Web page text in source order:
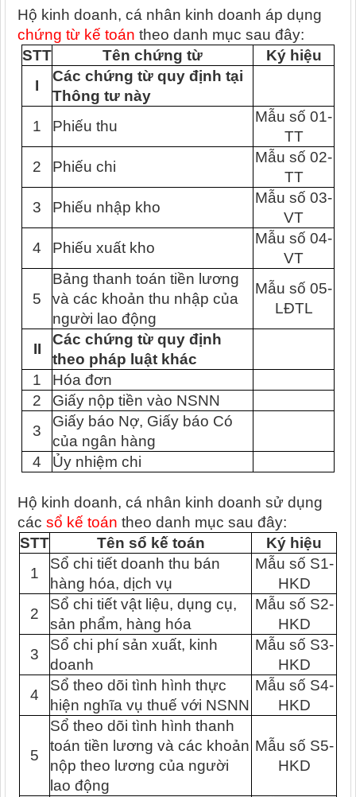
Hộ kinh doanh, cá nhân kinh doanh áp dụng
chứng từ kế toán theo danh mục sau đây:
STT
Tên chứng từ
Ký hiệu
I
Các chứng từ quy định tại
Thông tư này
1
Phiếu thu
Mẫu số 01-
TT
2
Phiếu chi
Mẫu số 02-
TT
3
Phiếu nhập kho
Mẫu số 03-
VT
4
Phiếu xuất kho
Mẫu số 04-
VT
5
Bảng thanh toán tiền lương
và các khoản thu nhập của
người lao động
Mẫu số 05-
LĐTL
II
Các chứng từ quy định
theo pháp luật khác
1
Hóa đơn
2
Giấy nộp tiền vào NSNN
3
Giấy báo Nợ, Giấy báo Có
của ngân hàng
4
Ủy nhiệm chi
Hộ kinh doanh, cá nhân kinh doanh sử dụng
các sổ kế toán theo danh mục sau đây:
STT
Tên sổ kế toán
Ký hiệu
1
Sổ chi tiết doanh thu bán
hàng hóa, dịch vụ
Mẫu số S1-
HKD
2
Sổ chi tiết vật liệu, dụng cụ,
sản phẩm, hàng hóa
Mẫu số S2-
HKD
3
Sổ chi phí sản xuất, kinh
doanh
Mẫu số S3-
HKD
4
Sổ theo dõi tình hình thực
hiện nghĩa vụ thuế với NSNN
Mẫu số S4-
HKD
5
Sổ theo dõi tình hình thanh
toán tiền lương và các khoản
nộp theo lương của người
lao động
Mẫu số S5-
HKD